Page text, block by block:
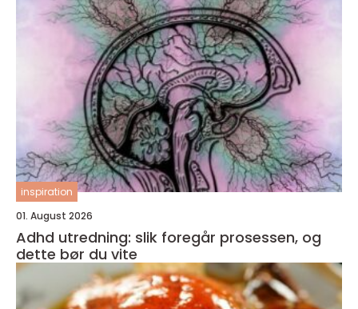
inspiration
01. August 2026
Adhd utredning: slik foregår prosessen, og
dette bør du vite